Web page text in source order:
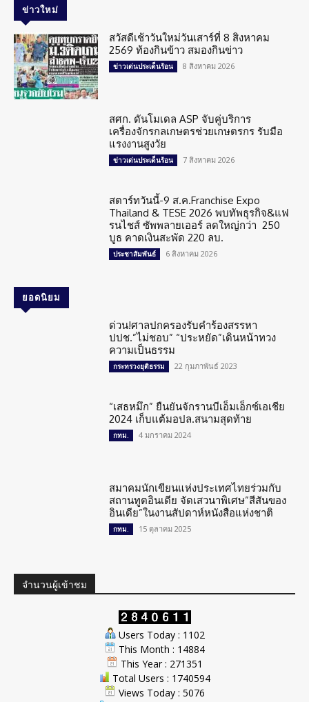
ข่าวใหม่
สวัสดีเช้าวันใหม่วันเสาร์ที่ 8 สิงหาคม
2569 ท้องกินข้าว สมองกินข่าว
ข่าวเด่นประเด็นร้อน 8 สิงหาคม 2026
สศก. ดันโมเดล ASP จับคู่บริการ
เครื่องจักรกลเกษตรช่วยเกษตรกร รับมือ
แรงงานสูงวัย
ข่าวเด่นประเด็นร้อน 7 สิงหาคม 2026
สตาร์ทวันนี้-9 ส.ค.Franchise Expo
Thailand & TESE 2026 พบทัพธุรกิจ&แฟ
รนไชส์ ซัพพลายเออร์ ลดใหญ่กว่า 250
บูธ คาดเงินสะพัด 220 ลบ.
ประชาสัมพันธ์ 6 สิงหาคม 2026
ยอดนิยม
ด่วน!ศาลปกครองรับคำร้องสรรหา
ปปช.”ไม่ชอบ” “ประหยัด”เดินหน้าทวง
ความเป็นธรรม
กระทรวงยุติธรรม 22 กุมภาพันธ์ 2023
“เสธหมึก” ยืนยันจักรานบีเอ็มเอ็กซ์เอเชีย
2024 เก็บแต้มอปล.สนามสุดท้าย
กทม. 4 มกราคม 2024
สมาคมนักเขียนแห่งประเทศไทยร่วมกับ
สถานทูตอินเดีย จัดเสวนาพิเศษ”สีสันของ
อินเดีย”ในงานสัปดาห์หนังสือแห่งชาติ
กทม. 15 ตุลาคม 2025
จำนวนผู้เข้าชม
Users Today : 1102
This Month : 14884
This Year : 271351
Total Users : 1740594
Views Today : 5076